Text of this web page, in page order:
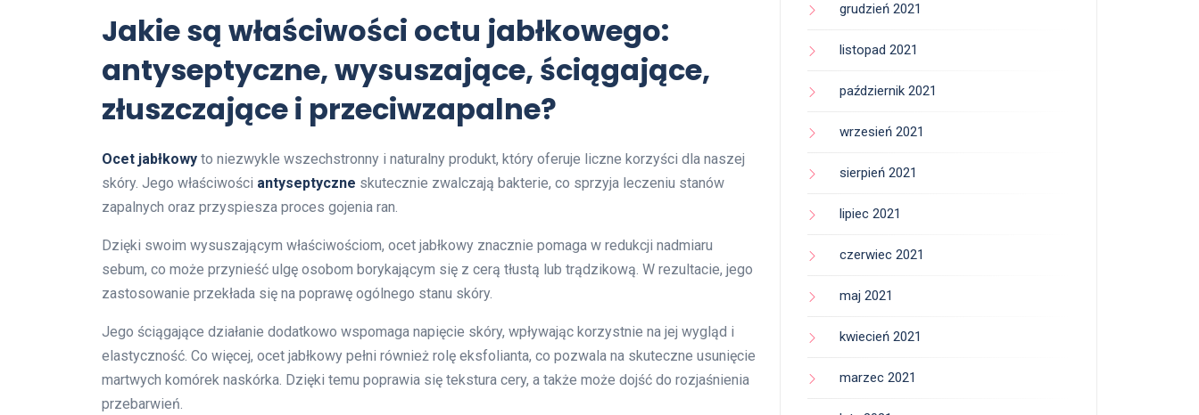
Jakie są właściwości octu jabłkowego:
antyseptyczne, wysuszające, ściągające,
złuszczające i przeciwzapalne?
Ocet jabłkowy to niezwykle wszechstronny i naturalny produkt, który oferuje liczne korzyści dla naszej
skóry. Jego właściwości antyseptyczne skutecznie zwalczają bakterie, co sprzyja leczeniu stanów
zapalnych oraz przyspiesza proces gojenia ran.
Dzięki swoim wysuszającym właściwościom, ocet jabłkowy znacznie pomaga w redukcji nadmiaru
sebum, co może przynieść ulgę osobom borykającym się z cerą tłustą lub trądzikową. W rezultacie, jego
zastosowanie przekłada się na poprawę ogólnego stanu skóry.
Jego ściągające działanie dodatkowo wspomaga napięcie skóry, wpływając korzystnie na jej wygląd i
elastyczność. Co więcej, ocet jabłkowy pełni również rolę eksfolianta, co pozwala na skuteczne usunięcie
martwych komórek naskórka. Dzięki temu poprawia się tekstura cery, a także może dojść do rozjaśnienia
przebarwień.
grudzień 2021
listopad 2021
październik 2021
wrzesień 2021
sierpień 2021
lipiec 2021
czerwiec 2021
maj 2021
kwiecień 2021
marzec 2021